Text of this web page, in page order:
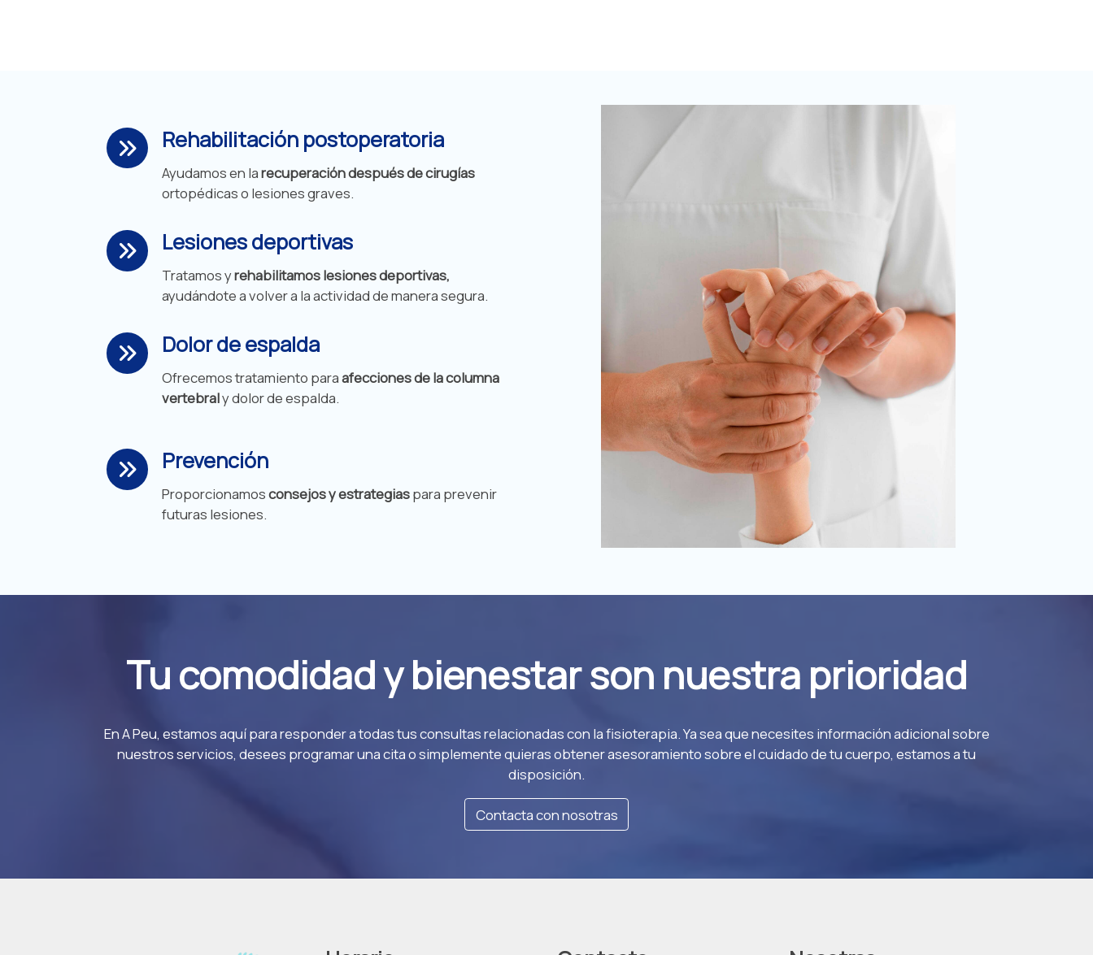
Rehabilitación postoperatoria
Ayudamos en larecuperación después de cirugías
ortopédicas o lesiones graves.
Lesiones deportivas
Tratamos yrehabilitamos lesiones deportivas,
ayudándote a volver a la actividad de manera segura.
Dolor deespalda
Ofrecemos tratamiento paraafecciones de la columna
vertebraly dolor de espalda.
Prevención
Proporcionamosconsejos y estrategiaspara prevenir
futuras lesiones.
Tu comodidad y bienestar son nuestra prioridad
En A Peu, estamos aquí para responder a todas tus consultas relacionadas con la fisioterapia. Ya sea que necesites información adicional sobre
nuestros servicios, desees programar una cita o simplemente quieras obtener asesoramiento sobre el cuidado de tu cuerpo, estamos a tu
disposición.
Contacta con nosotras